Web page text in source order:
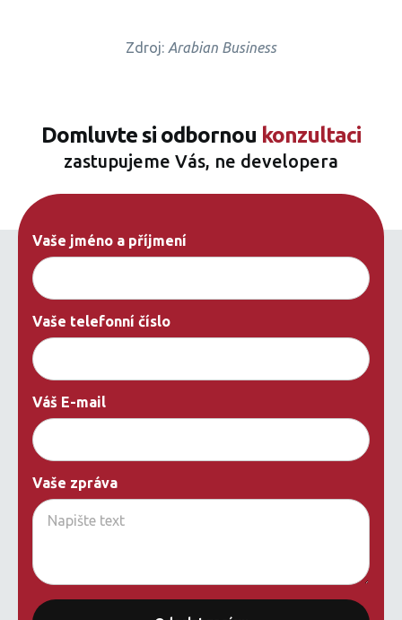
Zdroj: Arabian Business
Domluvte si odbornou konzultaci
zastupujeme Vás, ne developera
Vaše jméno a příjmení
Vaše telefonní číslo
Váš E-mail
Vaše zpráva